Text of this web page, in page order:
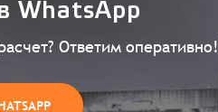
WhatsApp
Ответим оперативно!